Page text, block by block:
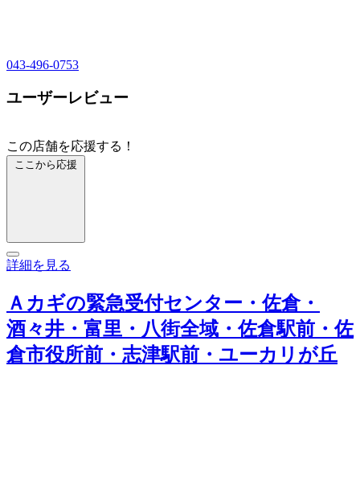
043-496-0753
ユーザーレビュー
この店舗を応援する！
ここから応援
詳細を見る
Ａカギの緊急受付センター・佐倉・
酒々井・富里・八街全域・佐倉駅前・佐
倉市役所前・志津駅前・ユーカリが丘